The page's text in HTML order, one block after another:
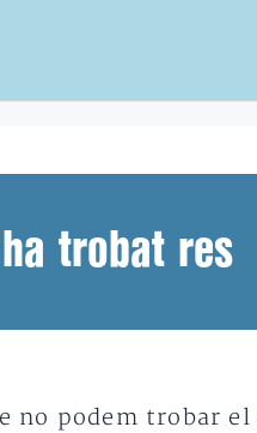
trobat res
no podem trobar